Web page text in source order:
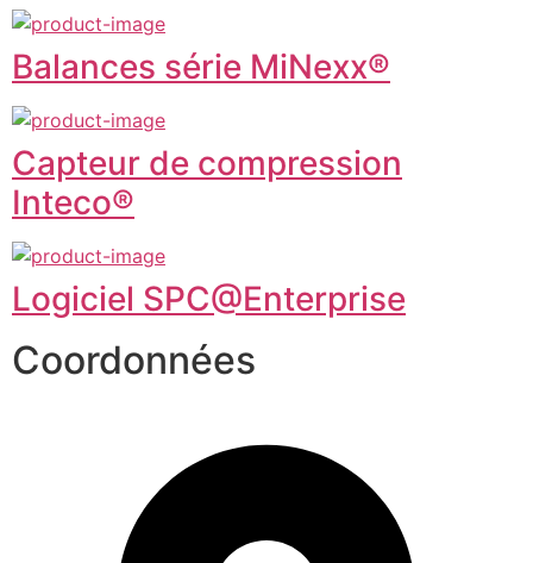
Balances série MiNexx®
Capteur de compression
Inteco®
Logiciel SPC@Enterprise
Coordonnées